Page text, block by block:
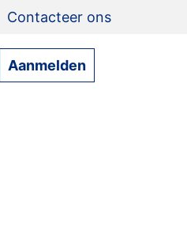
Contacteer ons
Aanmelden